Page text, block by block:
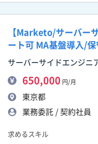
【Marketo/サーバー
ート可 MA基盤導入/保
サーバーサイドエンジニ
650,000 円/月
東京都
業務委託 / 契約社員
求めるスキル